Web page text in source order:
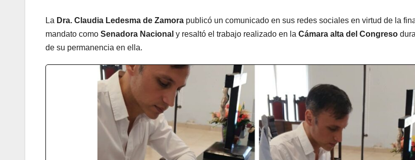
La Dra. Claudia Ledesma de Zamora publicó un comunicado en sus redes sociales en virtud de la
mandato como Senadora Nacional y resaltó el trabajo realizado en la Cámara alta del Congreso
de su permanencia en ella.